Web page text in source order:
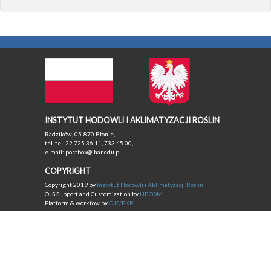
INSTYTUT HODOWLI I AKLIMATYZACJI ROŚLIN
Radzików, 05-870 Błonie,
tel. tel. 22 725 36 11, 733 45 00,
e-mail: postbox@ihar.edu.pl
COPYRIGHT
Copyright 2019 by Instytut Hodowli i Aklimatyzacji Roślin
OJS Support and Customization by LIBCOM
Platform & workfow byOJS/PKP